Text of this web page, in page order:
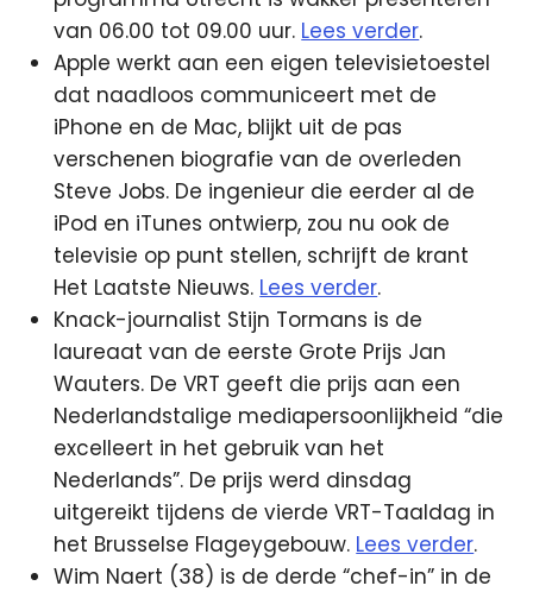
van 06.00 tot 09.00 uur. Lees verder.
Apple werkt aan een eigen televisietoestel
dat naadloos communiceert met de
iPhone en de Mac, blijkt uit de pas
verschenen biografie van de overleden
Steve Jobs. De ingenieur die eerder al de
iPod en iTunes ontwierp, zou nu ook de
televisie op punt stellen, schrijft de krant
Het Laatste Nieuws. Lees verder.
Knack-journalist Stijn Tormans is de
laureaat van de eerste Grote Prijs Jan
Wauters. De VRT geeft die prijs aan een
Nederlandstalige mediapersoonlijkheid “die
excelleert in het gebruik van het
Nederlands”. De prijs werd dinsdag
uitgereikt tijdens de vierde VRT-Taaldag in
het Brusselse Flageygebouw. Lees verder.
Wim Naert (38) is de derde “chef-in” in de